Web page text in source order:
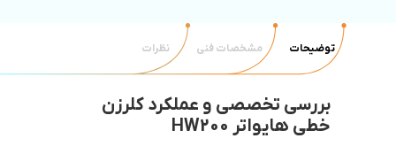
توضیحات مشخصات فنی نظرات
بررسی تخصصی و عملکرد کلرزن
خطی هایواتر HW200